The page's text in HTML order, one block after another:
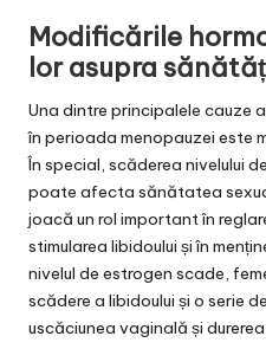
Modificările
lor asupra
Una dintre principalele cauze
în perioada menopauzei este
În special, scăderea nivelului
poate afecta sănătatea
joacă un rol important în
stimularea libidoului și în
nivelul de estrogen scade,
scădere a libidoului și o serie
uscăciunea vaginală și